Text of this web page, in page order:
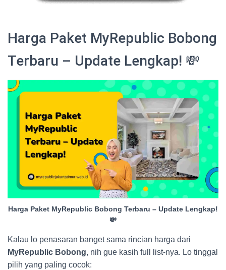
Harga Paket MyRepublic Bobong
Terbaru – Update Lengkap! 💸
Harga Paket MyRepublic Bobong Terbaru – Update Lengkap!
💸
Kalau lo penasaran banget sama rincian harga dari
MyRepublic Bobong, nih gue kasih full list-nya. Lo tinggal
pilih yang paling cocok: